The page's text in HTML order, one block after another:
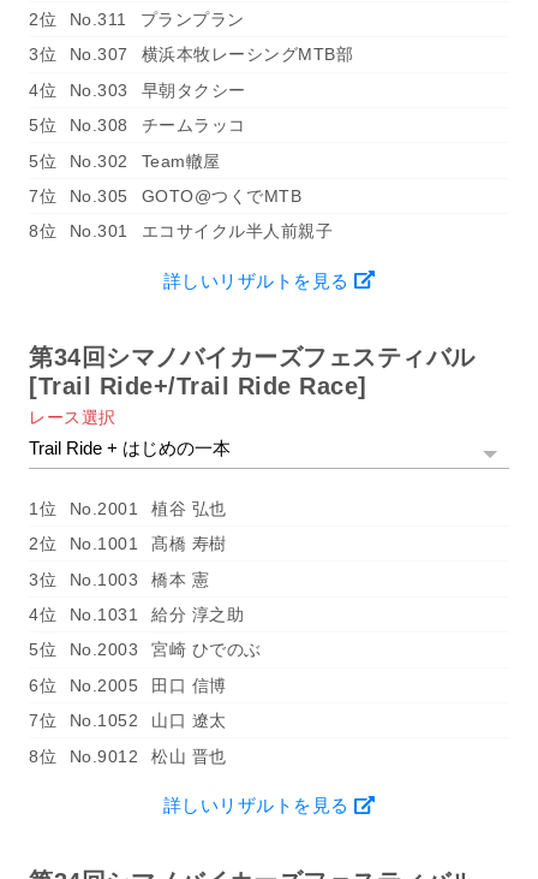
2位
No.311
プランプラン
3位
No.307
横浜本牧レーシングMTB部
4位
No.303
早朝タクシー
5位
No.308
チームラッコ
5位
No.302
Team轍屋
7位
No.305
GOTO@つくでMTB
8位
No.301 エコサイクル半人前親子
詳しいリザルトを見る
第34回シマノバイカーズフェスティバル
[Trail Ride+/Trail Ride Race]
レース選択
1位 No.2001
植谷 弘也
2位
No.1001
髙橋 寿樹
3位
No.1003
橋本 憲
4位
No.1031
給分 淳之助
5位
No.2003
宮崎 ひでのぶ
6位
No.2005
田口 信博
7位
No.1052
山口 遼太
8位
No.9012 松山 晋也
詳しいリザルトを見る